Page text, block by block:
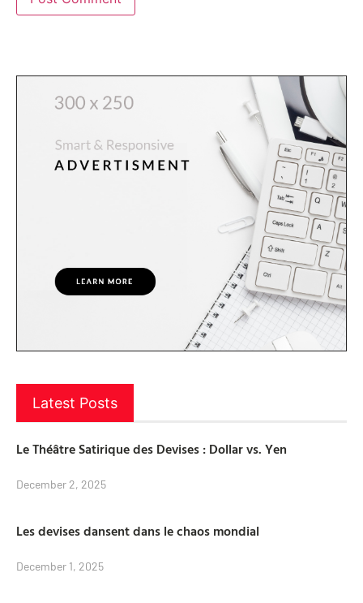
Latest Posts
Le Théâtre Satirique des Devises : Dollar vs. Yen
December 2, 2025
Les devises dansent dans le chaos mondial
December 1, 2025